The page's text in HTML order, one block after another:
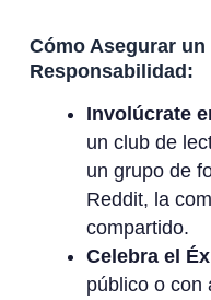
Cómo Asegurar
Responsabilidad:
Involúcrate
un club de
un grupo de
Reddit, la
compartido.
Celebra el
público o con